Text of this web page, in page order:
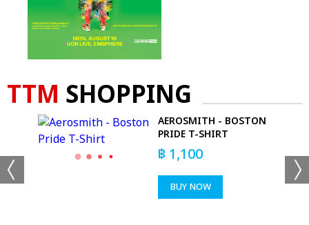
TTM SHOPPING
AEROSMITH - BOSTON
PRIDE T-SHIRT
฿ 1,100
BUY NOW